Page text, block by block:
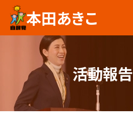
本田あきこ
活動報告